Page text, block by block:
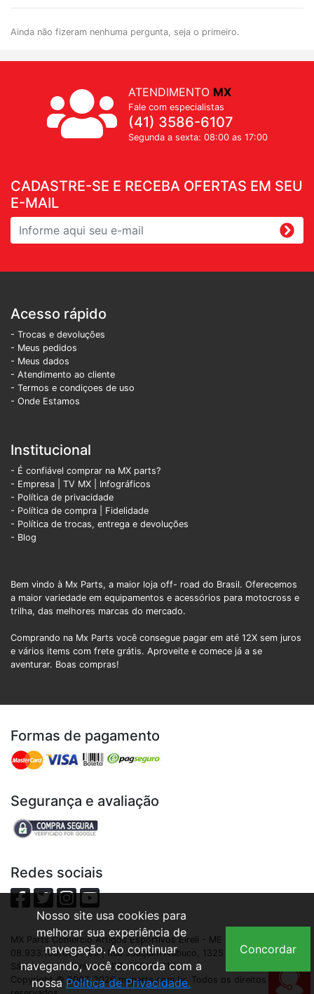
Ainda não fizeram nenhuma pergunta, seja o primeiro.
CADASTRE-SE E RECEBA OFERTAS EM SEU
E-MAIL
ATENDIMENTO MX
Fale com especialistas
(41) 3586-6107
Segunda a sexta: 08:00 as 17:00
Acesso rápido
- Trocas e devoluções
- Meus pedidos
- Meus dados
- Atendimento ao cliente
- Termos e condiçoes de uso
- Onde Estamos
Institucional
- É confiável comprar na MX parts?
- Empresa
TV MX
Infográficos
- Política de privacidade
- Política de compra | Fidelidade
- Política de trocas, entrega e devoluções
- Blog
Bem vindo à Mx Parts, a maior loja off- road do Brasil. Oferecemos
a maior variedade em equipamentos e acessórios para motocross e
trilha, das melhores marcas do mercado.
Comprando na Mx Parts você consegue pagar em até 12X sem juros
e vários items com frete grátis. Aproveite e comece já a se
aventurar. Boas compras!
Formas de pagamento
Segurança e avaliação
Redes sociais
MX Parts Comercio Artigos Esportivos Eireli - ME | CNPJ:
08.933.109/0001-93 | Rua Joaquim Nabuco, 1325 - São Cristóvão,
São José dos Pinhais - PR, 83040-210
Copyright © 2007-2026 mxparts.com.br. Todos os direitos
Nosso site usa cookies para
melhorar sua experiência de
navegação. Ao continuar
navegando, você concorda com a
nossa Política de Privacidade.
Concordar